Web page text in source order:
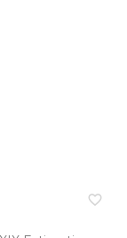
favorite_border